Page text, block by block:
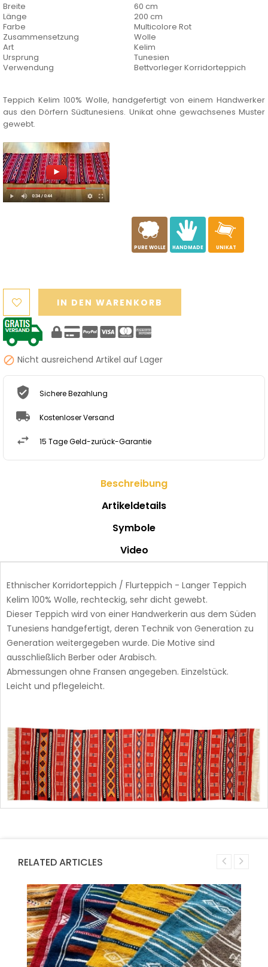
Breite
60 cm
Länge
200 cm
Farbe
Multicolore Rot
Zusammensetzung
Wolle
Art
Kelim
Ursprung
Tunesien
Verwendung
Bettvorleger Korridorteppich
Teppich Kelim 100% Wolle, handgefertigt von einem Handwerker
aus den Dörfern Südtunesiens. Unikat ohne gewachsenes Muster
gewebt.
a
PURE WOLLE
c
HANDMADE
h
UNIKAT
IN DEN WARENKORB
 Nicht ausreichend Artikel auf Lager
Sichere Bezahlung
Kostenloser Versand
15 Tage Geld-zurück-Garantie
Beschreibung
Artikeldetails
Symbole
Video
Ethnischer Korridorteppich / Flurteppich - Langer Teppich
Kelim 100% Wolle, rechteckig, sehr dicht gewebt.
Dieser Teppich wird von einer Handwerkerin aus dem Süden
Tunesiens handgefertigt, deren Technik von Generation zu
Generation weitergegeben wurde. Die Motive sind
ausschließlich Berber oder Arabisch.
Abmessungen ohne Fransen angegeben. Einzelstück.
Leicht und pflegeleicht.
RELATED ARTICLES